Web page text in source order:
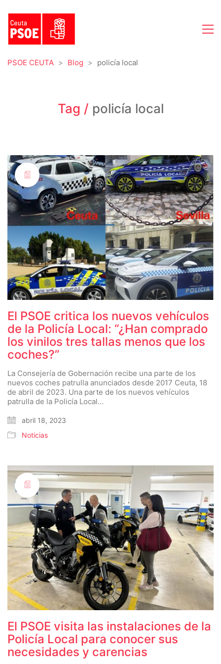
PSOE CEUTA > Blog > policía local
Tag / policía local
El PSOE critica los nuevos vehículos
de la Policía Local: “¿Han comprado
los vinilos tres tallas menos que los
coches?”
La Consejería de Gobernación recibe una parte de los
nuevos coches patrulla anunciados desde 2017 Ceuta, 18
de abril de 2023. Una parte de los nuevos vehículos
patrulla de la Policía Local…
abril 18, 2023
Noticias
El PSOE visita las instalaciones de la
Policía Local para conocer sus
necesidades y carencias